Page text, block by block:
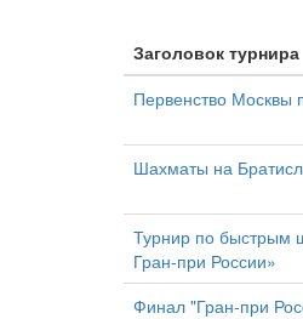
Заголовок турнира
Первенство Москвы
Шахматы на
Турнир по быстрым
Гран-при России»
Финал "Гран-при